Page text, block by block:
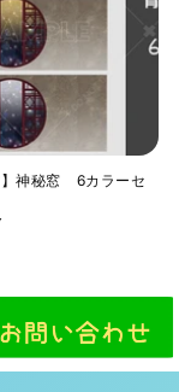
】神秘窓 6カラーセ